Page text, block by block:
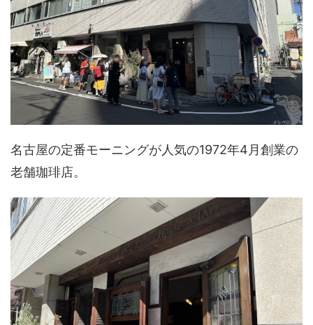
名古屋の定番モーニングが人気の1972年4月創業の
老舗珈琲店。